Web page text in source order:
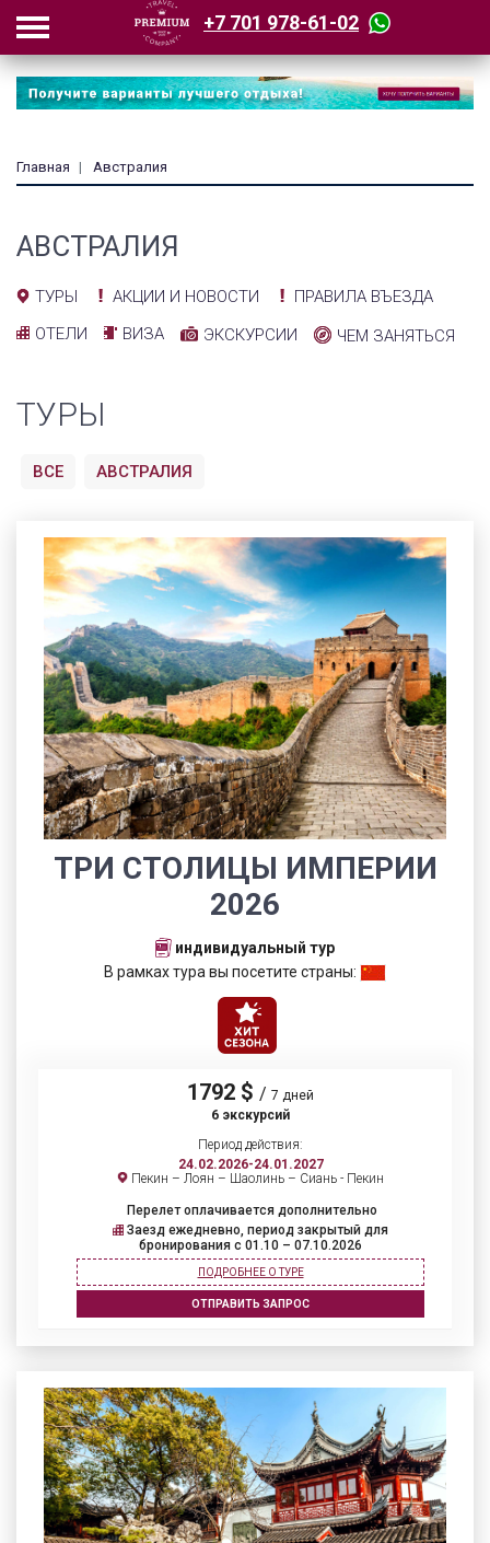
+7 701 978-61-02
Главная Австралия
АВСТРАЛИЯ
ТУРЫ АКЦИИ И НОВОСТИ
ПРАВИЛА ВЪЕЗДА
ОТЕЛИ
ВИЗА ЭКСКУРСИИ ЧЕМ ЗАНЯТЬСЯ
ТУРЫ
ВСЕ АВСТРАЛИЯ
ТРИ СТОЛИЦЫ ИМПЕРИИ
2026
индивидуальный тур
В рамках тура вы посетите страны:
1792 $ / 7 дней
6 экскурсий
Период действия:
24.02.2026-24.01.2027
Пекин – Лоян – Шаолинь – Сиань - Пекин
Перелет оплачивается дополнительно
Заезд ежедневно, период закрытый для
бронирования c 01.10 – 07.10.2026
ПОДРОБНЕЕ О ТУРЕ
ОТПРАВИТЬ ЗАПРОС